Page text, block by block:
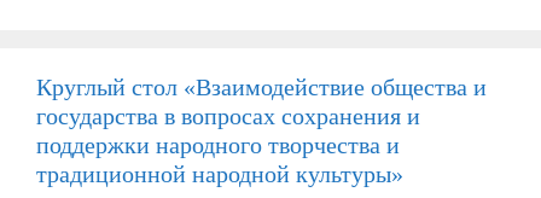
динамике»
Круглый стол «Взаимодействие общества и
государства в вопросах сохранения и
поддержки народного творчества и
традиционной народной культуры»